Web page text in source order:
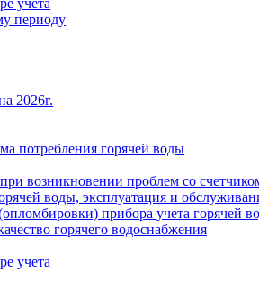
учета
периоду
2026г.
потребления горячей воды
возникновении проблем со
воды, эксплуатация и
прибора учета горячей
горячего водоснабжения
учета